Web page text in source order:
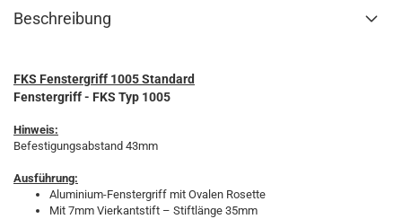
Beschreibung
FKS Fenstergriff 1005 Standard
Fenstergriff - FKS Typ 1005
Hinweis:
Befestigungsabstand 43mm
Ausführung:
Aluminium-Fenstergriff mit Ovalen Rosette
Mit 7mm Vierkantstift – Stiftlänge 35mm